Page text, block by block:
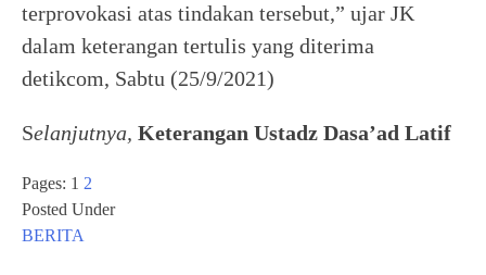
terprovokasi atas tindakan tersebut,” ujar JK
dalam keterangan tertulis yang diterima
detikcom, Sabtu (25/9/2021)
Selanjutnya, Keterangan Ustadz Dasa’ad Latif
Pages: 1 2
Posted Under
BERITA